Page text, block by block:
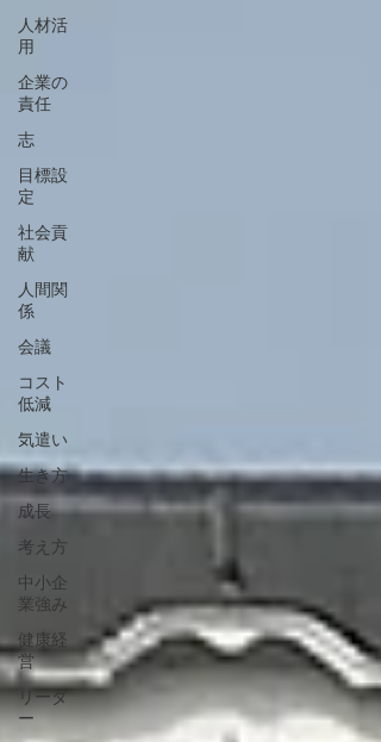
人材活
用
企業の
責任
志
目標設
定
社会貢
献
人間関
係
会議
コスト
低減
気遣い
生き方
成長
考え方
中小企
業強み
健康経
営
リーダ
ー